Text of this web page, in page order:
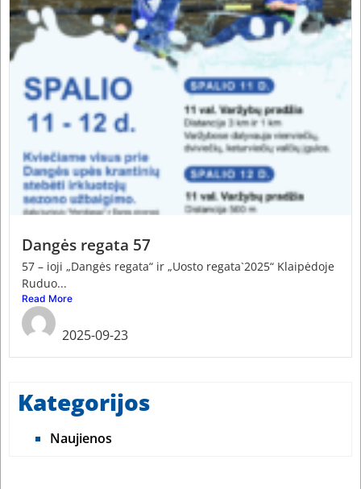
Dangės regata 57
57 – ioji „Dangės regata“ ir „Uosto regata`2025“ Klaipėdoje
Ruduo...
Read More
2025-09-23
Kategorijos
Naujienos